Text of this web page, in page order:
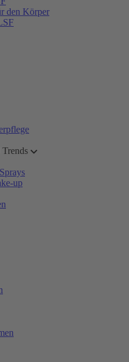
den Körper
up